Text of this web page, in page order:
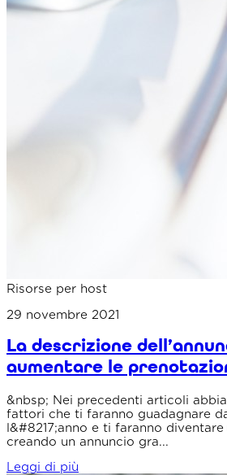
Risorse per host
29 novembre 2021
La descrizione
aumentare le
&nbsp; Nei precedenti articoli
fattori che ti faranno guadagnare
l&#8217;anno e ti faranno
creando un annuncio gra...
Leggi di più